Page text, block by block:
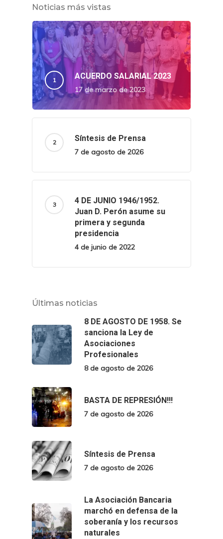
Noticias más vistas
ACUERDO SALARIAL 2023
17 de marzo de 2023
Síntesis de Prensa
7 de agosto de 2026
4 DE JUNIO 1946/1952.
Juan D. Perón asume su
primera y segunda
presidencia
4 de junio de 2022
Últimas noticias
8 DE AGOSTO DE 1958. Se
sanciona la Ley de
Asociaciones
Profesionales
8 de agosto de 2026
BASTA DE REPRESIÓN!!!
7 de agosto de 2026
Síntesis de Prensa
7 de agosto de 2026
La Asociación Bancaria
marchó en defensa de la
soberanía y los recursos
naturales